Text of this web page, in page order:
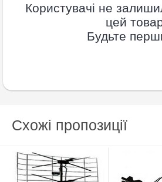
Користувачі не
цей
Будьте
Схожі пропозиції